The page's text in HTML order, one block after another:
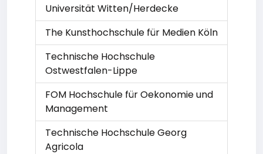
Universität Witten/Herdecke
The Kunsthochschule für Medien Köln
Technische Hochschule
Ostwestfalen-Lippe
FOM Hochschule für Oekonomie und
Management
Technische Hochschule Georg
Agricola